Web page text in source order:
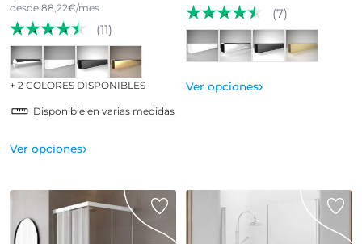
desde 88,22€/mes
(11)
+ 2 COLORES DISPONIBLES
Disponible en varias medidas
Ver opciones›
(7)
Ver opciones›